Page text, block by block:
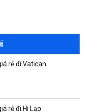
rẻ đi Vatican
rẻ đi Hi Lạp